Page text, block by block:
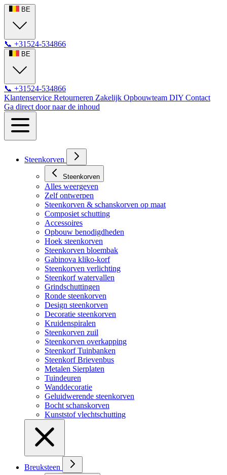
BE
📞 +31524-534866
BE
📞 +31524-534866
Klantenservice Retourneren Zakelijk Opbouwteam DIY Contact
Ga direct door naar de inhoud
Steenkorven
Steenkorven
Alles weergeven
Zelf ontwerpen
Steenkorven & schanskorven op maat
Composiet schutting
Accessoires
Opbouw benodigdheden
Hoek steenkorven
Steenkorven bloembak
Gabinova kliko-korf
Steenkorven verlichting
Steenkorf watervallen
Grindschuttingen
Ronde steenkorven
Design steenkorven
Decoratie steenkorven
Kruidenspiralen
Steenkorven zuil
Steenkorven overkapping
Steenkorf Tuinbanken
Steenkorf Brievenbus
Metalen Sierplaten
Tuindeuren
Wanddecoratie
Geluidwerende steenkorven
Bocht schanskorven
Kunststof vlechtschutting
Breuksteen